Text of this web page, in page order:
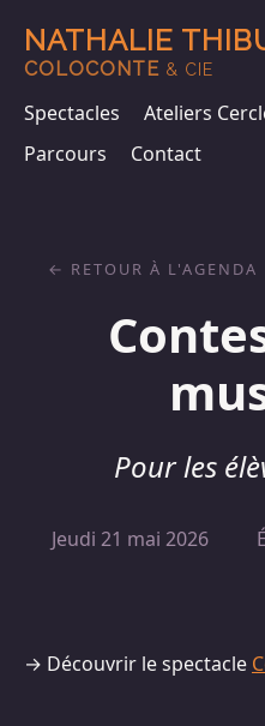
NATHALIE
COLOCONTE & CIE
Spectacles Ateliers
Parcours
Contact
Pour les
Jeudi 21 mai 2026
RETOUR À L'AGENDA
→ Découvrir le spectacle